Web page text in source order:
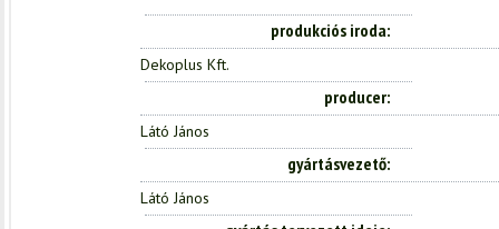
produkciós iroda
Dekoplus Kft.
producer
Látó János
gyártásvezető
Látó János